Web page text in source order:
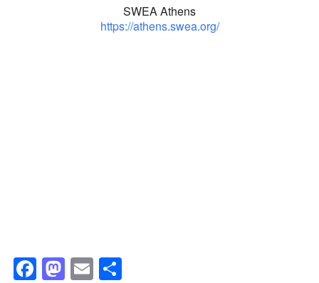
SWEA Athens
https://athens.swea.org/
Facebook
Mastodon
Email